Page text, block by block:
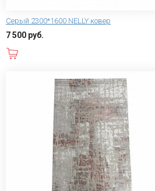
Серый 2300*1600 NELLY ковер
7 500 руб.